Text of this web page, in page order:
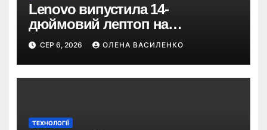
Lenovo випустила 14-
дюймовий лептоп на
Snapdragon X2 з автономністю
понад 33 години
СЕР 6, 2026 ОЛЕНА ВАСИЛЕНКО
ТЕХНОЛОГІЇ